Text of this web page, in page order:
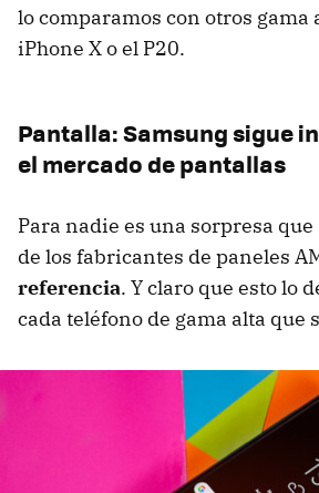
lo comparamos con otros gama
iPhone X o el P20.
Pantalla: Samsung sigue
el mercado de pantallas
Para nadie es una sorpresa
de los fabricantes de paneles
referencia. Y claro que esto lo
cada teléfono de gama alta que